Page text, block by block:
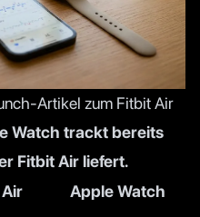
Artikel zum Fitbit Air
Watch trackt bereits
Fitbit Air liefert.
Apple Watch